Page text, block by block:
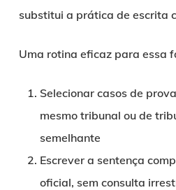
substitui a prática de escrita
Uma rotina eficaz para essa
Selecionar casos de
mesmo tribunal ou de
semelhante
Escrever a sentença
oficial, sem consulta